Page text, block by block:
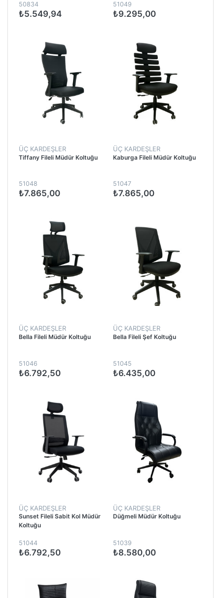
50834
₺5.549,94
51049
₺9.295,00
ÜÇ KARDEŞLER
Tiffany Fileli Müdür Koltuğu
51048
₺7.865,00
ÜÇ KARDEŞLER
Kaburga Fileli Müdür Koltuğu
51047
₺7.865,00
ÜÇ KARDEŞLER
Bella Fileli Müdür Koltuğu
51046
₺6.792,50
ÜÇ KARDEŞLER
Bella Fileli Şef Koltuğu
51045
₺6.435,00
ÜÇ KARDEŞLER
Sunset Fileli Sabit Kol Müdür
Koltuğu
51044
₺6.792,50
ÜÇ KARDEŞLER
Düğmeli Müdür Koltuğu
51039
₺8.580,00